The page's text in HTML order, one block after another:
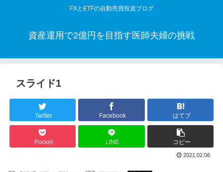
FXとETFの自動売買投資ブログ
資産運用で2億円を目指す医師夫婦の挑戦
スライド1
Twitter Facebook はてブ
Pocket LINE コピー
2021.02.06